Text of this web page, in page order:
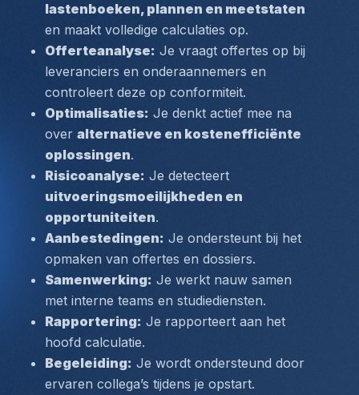
lastenboeken, plannen en meetstaten
en maakt volledige calculaties op.
Offerteanalyse: Je vraagt offertes op bij
leveranciers en onderaannemers en
controleert deze op conformiteit.
Optimalisaties: Je denkt actief mee na
over alternatieve en kostenefficiënte
oplossingen.
Risicoanalyse:
uitvoeringsmoeilijkheden en
opportuniteiten.
Aanbestedingen: Je ondersteunt bij het
opmaken van offertes en dossiers.
Samenwerking: Je werkt nauw samen
met interne teams en studiediensten.
Rapportering: Je rapporteert aan het
hoofd calculatie.
Begeleiding: Je wordt ondersteund door
ervaren collega’s tijdens je opstart.